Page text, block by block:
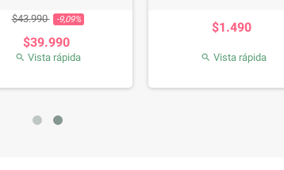
Precio base
$43.990 -9,09% Precio
$39.990
 Vista rápida
$1.490
 Vista rápida